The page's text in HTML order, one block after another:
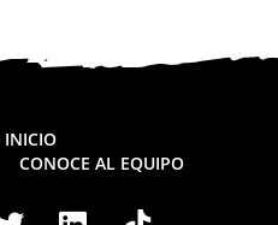
INICIO
CONOCE AL EQUIPO